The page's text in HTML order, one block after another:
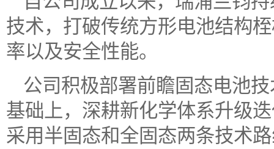
技术，打破传统方形电池结构
率以及安全性能。
公司积极部署前瞻固态电池
基础上，深耕新化学体系升级
采用半固态和全固态两条技术